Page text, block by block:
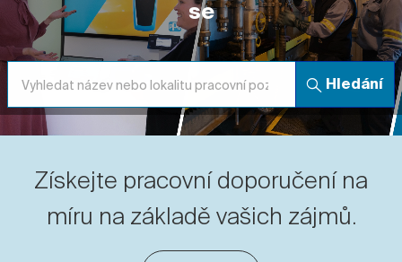
se
Hledání
Získejte pracovní doporučení na
míru na základě vašich zájmů.